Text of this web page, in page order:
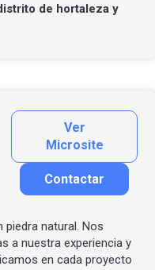
de hortaleza y
Ver
Microsite
Contactar
Contactar por correo
natural. Nos
a nuestra experiencia y
en cada proyecto